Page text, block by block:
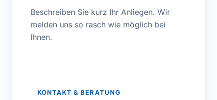
Beschreiben Sie kurz Ihr Anliegen. Wir
melden uns so rasch wie möglich bei
Ihnen.
KONTAKT & BERATUNG